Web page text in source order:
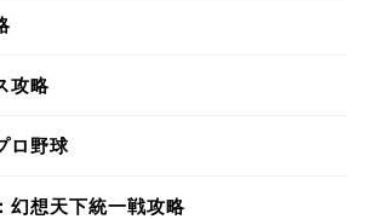
攻略
ロ野球
幻想天下統一戦攻略